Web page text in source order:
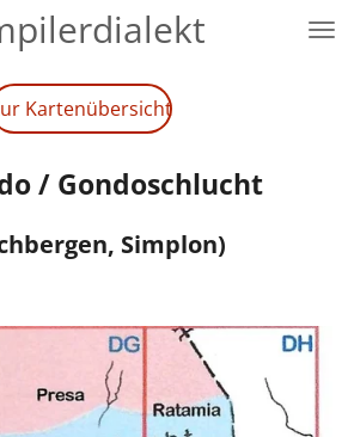
Kartenübersicht
/ Gondoschlucht
Simplon)